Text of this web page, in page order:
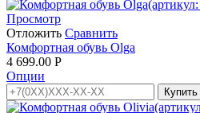
Просмотр
Отложить Сравнить
Комфортная обувь Olga
4 699.00 Р
Опции